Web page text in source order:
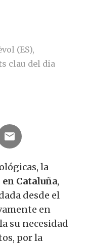
(ES),
clau del dia
la
Cataluña,
desde el
en
su necesidad
por la